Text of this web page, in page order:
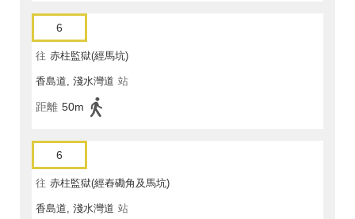
6
往 赤柱監獄(經馬坑)
香島道, 淺水灣道 站
距離 50m
6
往 赤柱監獄(經舂磡角及馬坑)
香島道, 淺水灣道 站